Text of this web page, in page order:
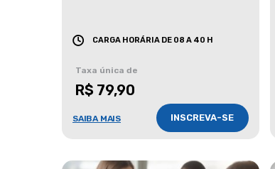
CARGA HORÁRIA DE 08 A 40 H
Taxa única de
R$ 79,90
SAIBA MAIS INSCREVA-SE